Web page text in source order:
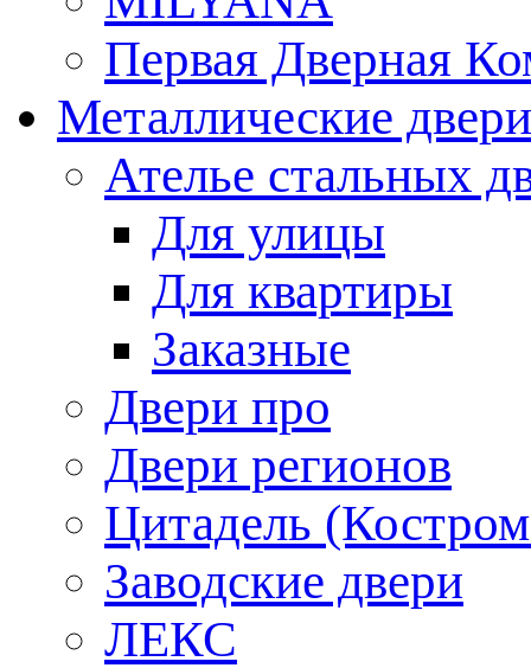
Первая Дверная
Металлические двери
Ателье стальных
Для улицы
Для квартиры
Заказные
Двери про
Двери регионов
Цитадель
Заводские двери
ЛЕКС